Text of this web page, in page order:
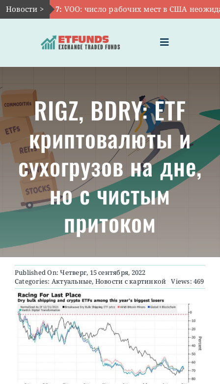
Skip
to
Новости >
Авг 7: VOO: число рабочих мест в США
Toggle
Navigation
ЧТО ТАКОЕ ETF
ИНВЕСТИЦИИ В ETF
ТЕМАТИЧЕСКИЕ ETF
АКТУАЛЬНЫЕ
О ПРОЕКТЕ
RIGZ, BDRY: ETF
криптовалюты и
сухогрузов на дне,
но с чистым
притоком
Published On: Четверг, 15 сентября, 2022
Categories: Актуальные, Новости с картинкой Views: 469